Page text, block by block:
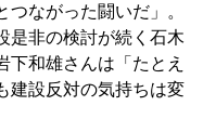
ながった闘いだ」。
是非の検討が続く石木
下和雄さんは「たとえ
建設反対の気持ちは変